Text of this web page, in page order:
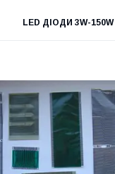
LED ДІОДИ 3W-150W